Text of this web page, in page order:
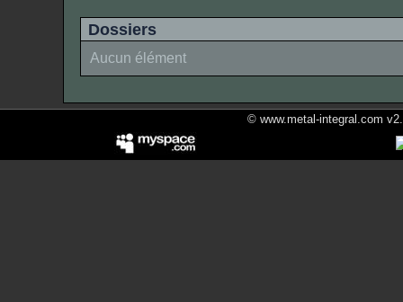
Dossiers
Aucun élément
© www.metal-integral.com